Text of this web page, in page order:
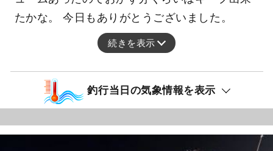
たかな。 今日もありがとうございました。
続きを表示
釣行当日の気象情報を表示